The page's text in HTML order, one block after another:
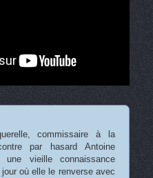
commissaire à la
par hasard Antoine
une vieille connaissance
jour où elle le renverse avec